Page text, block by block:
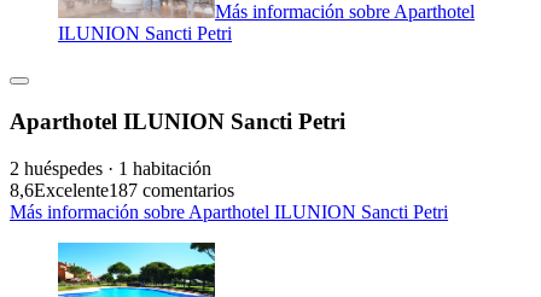
Más información sobre Aparthotel
ILUNION Sancti Petri
Aparthotel ILUNION Sancti Petri
2 huéspedes · 1 habitación
8,6Excelente187 comentarios
Más información sobre Aparthotel ILUNION Sancti Petri